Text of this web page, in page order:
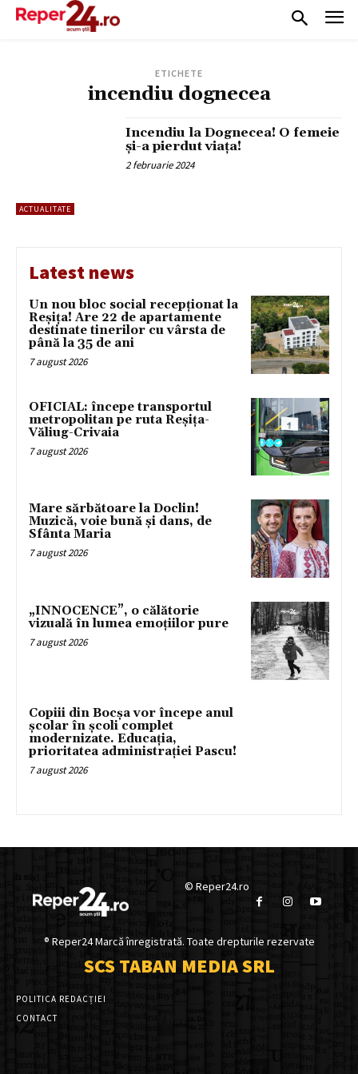
ETICHETE
incendiu dognecea
ACTUALITATE
Incendiu la Dognecea! O femeie
și-a pierdut viața!
2 februarie 2024
Latest news
Un nou bloc social recepționat la
Reșița! Are 22 de apartamente
destinate tinerilor cu vârsta de
până la 35 de ani
7 august 2026
OFICIAL: începe transportul
metropolitan pe ruta Reșița-
Văliug-Crivaia
7 august 2026
Mare sărbătoare la Doclin!
Muzică, voie bună și dans, de
Sfânta Maria
7 august 2026
„INNOCENCE”, o călătorie
vizuală în lumea emoțiilor pure
7 august 2026
Copiii din Bocșa vor începe anul
școlar în școli complet
modernizate. Educația,
prioritatea administrației Pascu!
7 august 2026
© Reper24.ro
® Reper24 Marcă înregistrată. Toate drepturile rezervate
SCS TABAN MEDIA SRL
POLITICA REDACȚIEI
CONTACT